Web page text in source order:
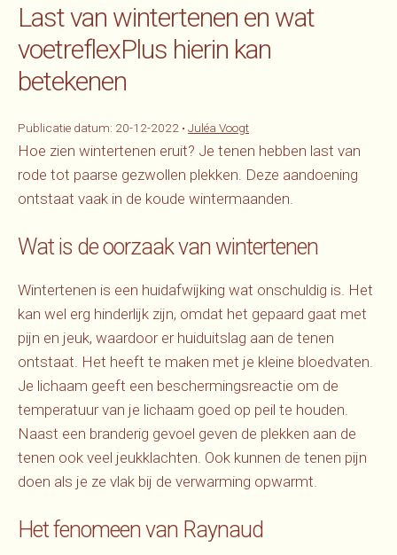
Last van wintertenen en wat
voetreflexPlus hierin kan
betekenen
Publicatie datum: 20-12-2022 • Juléa Voogt
Hoe zien wintertenen eruit? Je tenen hebben last van
rode tot paarse gezwollen plekken. Deze aandoening
ontstaat vaak in de koude wintermaanden.
Wat is de oorzaak van wintertenen
Wintertenen is een huidafwijking wat onschuldig is. Het
kan wel erg hinderlijk zijn, omdat het gepaard gaat met
pijn en jeuk, waardoor er huiduitslag aan de tenen
ontstaat. Het heeft te maken met je kleine bloedvaten.
Je lichaam geeft een beschermingsreactie om de
temperatuur van je lichaam goed op peil te houden.
Naast een branderig gevoel geven de plekken aan de
tenen ook veel jeukklachten. Ook kunnen de tenen pijn
doen als je ze vlak bij de verwarming opwarmt.
Het fenomeen van Raynaud